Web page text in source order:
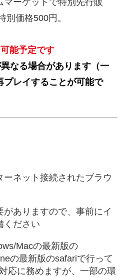
別価格500円。
能予定です
なる場合があります（一
レイすることが可能で
ーネット接続されたブラウ
がありますので、事前にイ
ください
Macの最新版の
の最新版のsafariで行って
応に務めますが、一部の環